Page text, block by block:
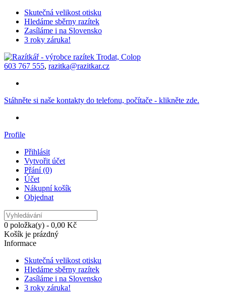
Skutečná velikost otisku
Hledáme sběrny razítek
Zasíláme i na Slovensko
3 roky záruka!
603 767 555, razitka@razitkar.cz
Stáhněte si naše kontakty do telefonu, počítače - klikněte zde.
Profile
Přihlásit
Vytvořit účet
Přání (0)
Účet
Nákupní košík
Objednat
0 položka(y) - 0,00 Kč
Košík je prázdný
Informace
Skutečná velikost otisku
Hledáme sběrny razítek
Zasíláme i na Slovensko
3 roky záruka!